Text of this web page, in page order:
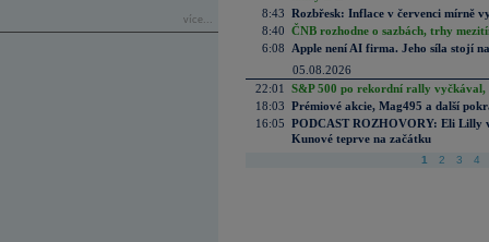
více...
8:43 Rozbřesk: Inflace v červenci mírně
8:40 ČNB rozhodne o sazbách, trhy
6:08
Apple není AI firma. Jeho síla stojí
05.08.2026
22:01
S&P 500 po rekordní rally vyčkával,
18:03 Prémiové akcie, Mag495 a další
16:05 PODCAST ROZHOVORY: Eli Lilly
Kunové teprve na začátku
1 2 3 4